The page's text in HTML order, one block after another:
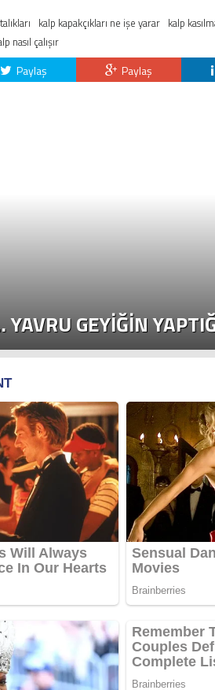
kalp kapakçıkları ne işe yarar kalp
nasıl çalışır
Paylaş Paylaş
GEYIĞIN